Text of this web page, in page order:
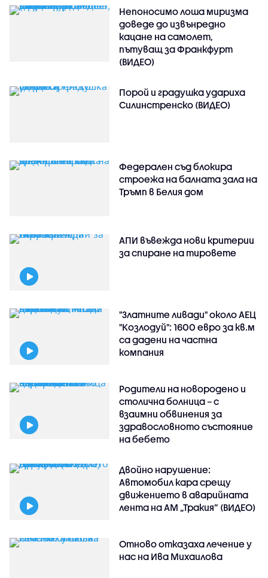
Непоносимо лоша миризма
доведе до извънредно
кацане на самолет,
пътуващ за Франкфурт
(ВИДЕО)
Порой и градушка удариха
Силинстренско (ВИДЕО)
Федерален съд блокира
строежа на балната зала на
Тръмп в Белия дом
АПИ въвежда нови критерии
за спиране на тировете
"Златните ливади" около АЕЦ
"Козлодуй": 1600 евро за кв.м
са дадени на частна
компания
Родители на новородено и
столична болница – с
взаимни обвинения за
здравословното състояние
на бебето
Двойно нарушение:
Автомобил кара срещу
движението в аварийната
лента на АМ „Тракия” (ВИДЕО)
Отново отказаха лечение у
нас на Ива Михаилова